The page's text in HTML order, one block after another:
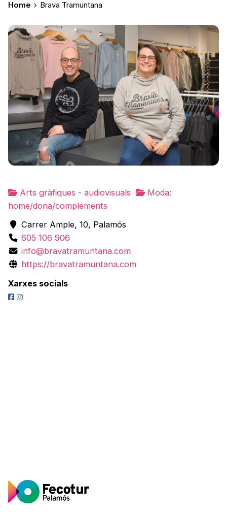
Home Brava Tramuntana
Arts gràfiques - audiovisuals
Moda:
home/dona/complements
Carrer Ample, 10, Palamós
605 106 906
info@bravatramuntana.com
https://bravatramuntana.com
Xarxes socials